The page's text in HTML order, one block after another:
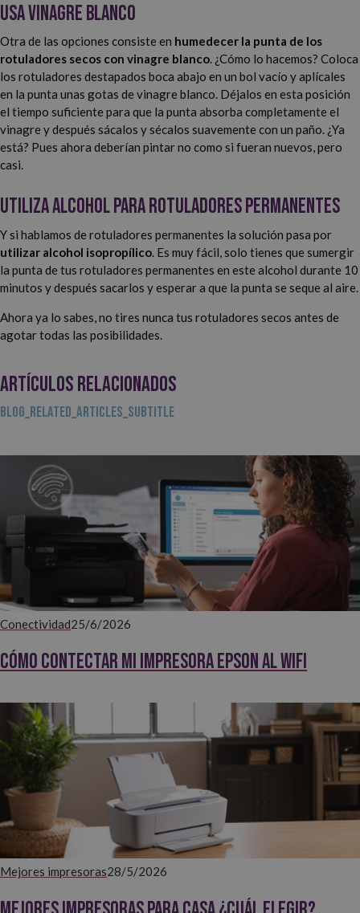
Usa vinagre blanco
Otra de las opciones consiste en humedecer la punta de los
rotuladores secos con vinagre blanco. ¿Cómo lo hacemos? Coloca
los rotuladores destapados boca abajo en un bol vacío y aplícales
en la punta unas gotas de vinagre blanco. Déjalos en esta posición
el tiempo suficiente para que la punta absorba completamente el
vinagre y después sácalos y sécalos suavemente con un paño. ¿Ya
está? Pues ahora deberían pintar no como si fueran nuevos, pero
casi.
Utiliza alcohol para rotuladores permanentes
Y si hablamos de rotuladores permanentes la solución pasa por
utilizar alcohol isopropílico . Es muy fácil, solo tienes que sumergir
la punta de tus rotuladores permanentes en este alcohol durante 10
minutos y después sacarlos y esperar a que la punta se seque al aire.
Ahora ya lo sabes, no tires nunca tus rotuladores secos antes de
agotar todas las posibilidades.
ARTÍCULOS RELACIONADOS
BLOG_RELATED_ARTICLES_SUBTITLE
Conectividad25/6/2026
Cómo contectar mi impresora EPSON al WiFi
Mejores impresoras28/5/2026